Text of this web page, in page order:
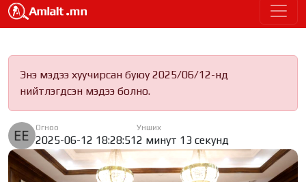
Энэ мэдээ хуучирсан буюу 2025/06/12-нд
нийтлэгдсэн мэдээ болно.
Огноо
2025-06-12 18:28:51
Унших
2 минут 13 секунд